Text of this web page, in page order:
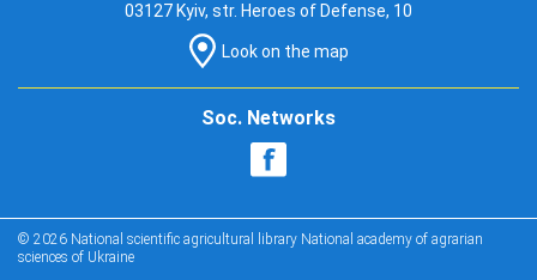
03127 Kyiv, str. Heroes of Defense, 10
Look on the map
Soc. Networks
© 2026 National scientific agricultural library National academy of agrarian
sciences of Ukraine